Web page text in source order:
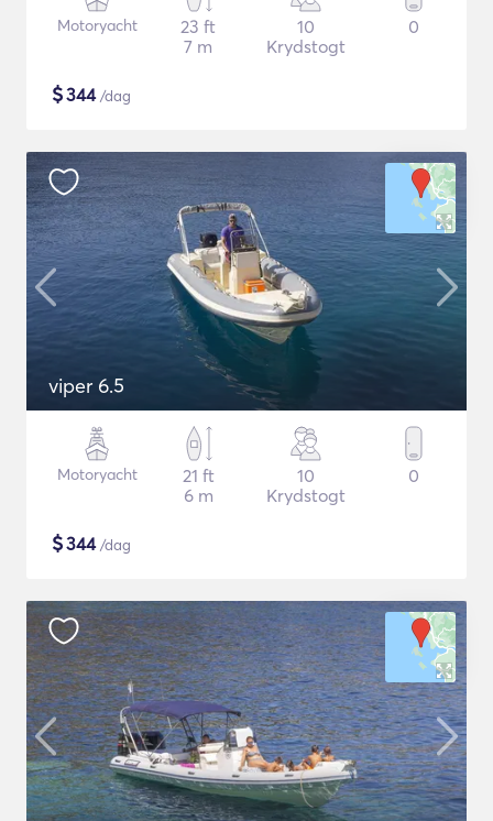
Motoryacht
23 ft
7 m
10
Krydstogt
0
$344/dag
viper 6.5
Motoryacht
21 ft
6 m
10
Krydstogt
0
$344/dag